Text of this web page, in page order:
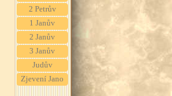
2 Petrův
1 Janův
2 Janův
3 Janův
Judův
Zjevení Jano